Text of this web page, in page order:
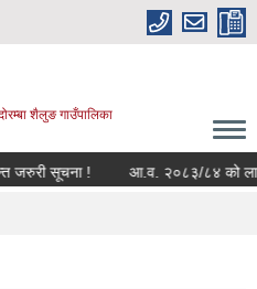
शैलुङ गाउँपालिका
सूचना ! आ.व. २०८३/८४ को लागि सूची